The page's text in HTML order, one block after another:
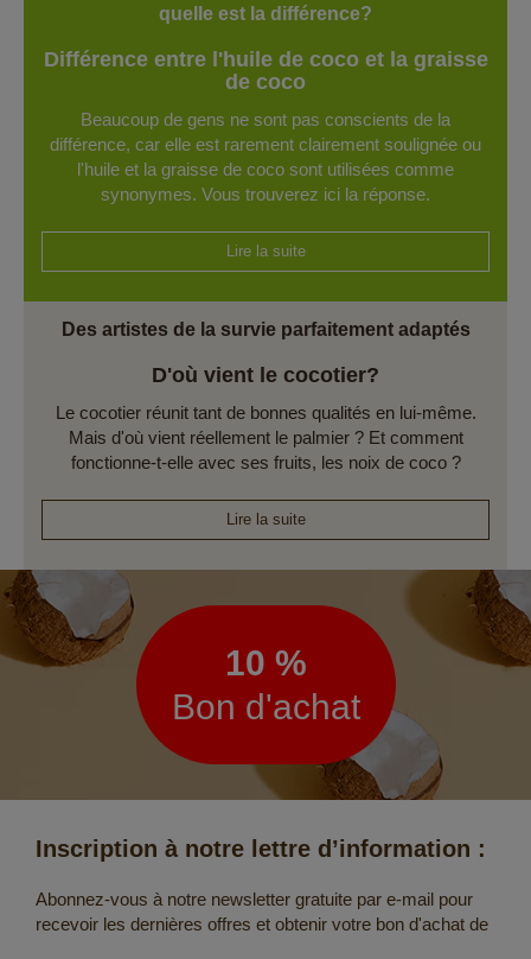
quelle est la différence?
Différence entre l'huile de coco et la graisse
de coco
Beaucoup de gens ne sont pas conscients de la
différence, car elle est rarement clairement soulignée ou
l'huile et la graisse de coco sont utilisées comme
synonymes. Vous trouverez ici la réponse.
Lire la suite
Des artistes de la survie parfaitement adaptés
D'où vient le cocotier?
Le cocotier réunit tant de bonnes qualités en lui-même.
Mais d'où vient réellement le palmier ? Et comment
fonctionne-t-elle avec ses fruits, les noix de coco ?
Lire la suite
Lettre
d’information
10 %
Bon d'achat
Inscription à notre lettre d’information :
Abonnez-vous à notre newsletter gratuite par e-mail pour
recevoir les dernières offres et obtenir votre bon d'achat de